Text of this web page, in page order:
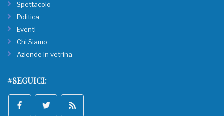
Spettacolo
Politica
Eventi
Chi Siamo
Aziende in vetrina
#SEGUICI: